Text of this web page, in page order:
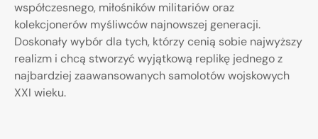
współczesnego, miłośników militariów oraz
kolekcjonerów myśliwców najnowszej generacji.
Doskonały wybór dla tych, którzy cenią sobie najwyższy
realizm i chcą stworzyć wyjątkową replikę jednego z
najbardziej zaawansowanych samolotów wojskowych
XXI wieku.